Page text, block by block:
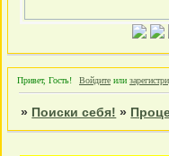
Привет, Гость! Войдите или
» Поиски себя! »